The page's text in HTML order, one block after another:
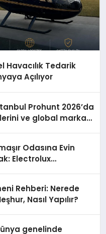
Havacılık Tedarik
Açılıyor
Prohunt 2026’da
ve global marka
Odasına Evin
Electrolux
Rehberi: Nerede
Nasıl Yapılır?
genelinde